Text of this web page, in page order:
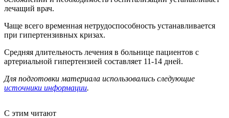
лечащий врач.
Чаще всего временная нетрудоспособность устанавливается
при гипертензивных кризах.
Средняя длительность лечения в больнице пациентов с
артериальной гипертензией составляет 11-14 дней.
Для подготовки материала использовались следующие
источники информации.
С этим читают